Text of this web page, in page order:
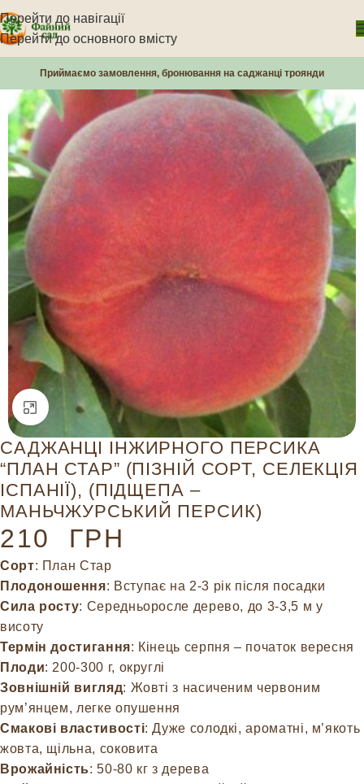
Перейти до навігації
Перейти до основного вмісту
Приймаємо замовлення, бронювання на саджанці троянди
Натисніть, щоб збільшити
САДЖАНЦІ ІНЖИРНОГО ПЕРСИКА
“ПЛАН СТАР” (ПІЗНІЙ СОРТ, СЕЛЕКЦІЯ
ІСПАНІЇ), (ПІДЩЕПА –
МАНЬЧЖУРСЬКИЙ ПЕРСИК)
210 ГРН
Сорт: План Стар
Плодоношення: Вступає на 2-3 рік після посадки
Сила росту: Середньоросле дерево, до 3-3,5 м у
висоту
Термін достигання: Кінець серпня – початок вересня
Плоди: 200-300 г, округлі
Зовнішній вигляд: Жовті з насиченим червоним
рум’янцем, легке опушення
Смакові властивості: Дуже солодкі, ароматні, м’якоть
жовта, щільна, соковита
Врожайність: 50-80 кг з дерева